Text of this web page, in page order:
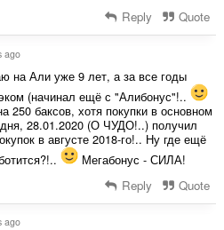
Reply Quote
ago
на Али уже 9 лет, а за все годы
(начинал ещё с "Алибонус"!..
250 баксов, хотя покупки в основном
28.01.2020 (О ЧУДО!..) получил
в августе 2018-го!.. Ну где ещё
Мегабонус - СИЛА!
Reply Quote
ago